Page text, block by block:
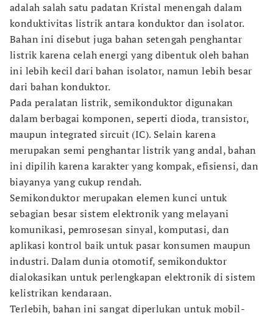
adalah salah satu padatan Kristal menengah dalam
konduktivitas listrik antara konduktor dan isolator.
Bahan ini disebut juga bahan setengah penghantar
listrik karena celah energi yang dibentuk oleh bahan
ini lebih kecil dari bahan isolator, namun lebih besar
dari bahan konduktor.
Pada peralatan listrik, semikonduktor digunakan
dalam berbagai komponen, seperti dioda, transistor,
maupun integrated sircuit (IC). Selain karena
merupakan semi penghantar listrik yang andal, bahan
ini dipilih karena karakter yang kompak, efisiensi, dan
biayanya yang cukup rendah.
Semikonduktor merupakan elemen kunci untuk
sebagian besar sistem elektronik yang melayani
komunikasi, pemrosesan sinyal, komputasi, dan
aplikasi kontrol baik untuk pasar konsumen maupun
industri. Dalam dunia otomotif, semikonduktor
dialokasikan untuk perlengkapan elektronik di sistem
kelistrikan kendaraan.
Terlebih, bahan ini sangat diperlukan untuk mobil-